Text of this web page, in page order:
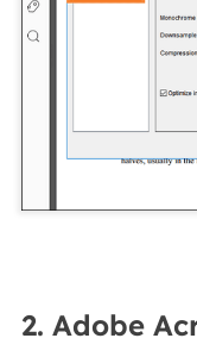
2. Adobe